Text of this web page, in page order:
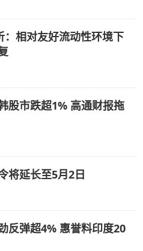
相对友好流动性环境下
股市跌超1% 高通财报拖
将延长至5月2日
反弹超4% 惠誉料印度20